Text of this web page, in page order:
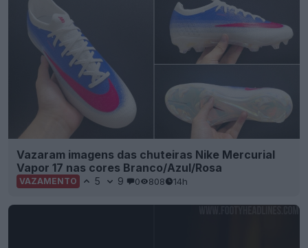
Vazaram imagens das chuteiras Nike Mercurial
Vapor 17 nas cores Branco/Azul/Rosa
VAZAMENTO 5 9 0 808 14h